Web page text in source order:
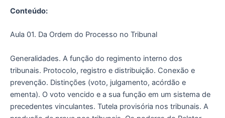
Conteúdo:
Aula 01. Da Ordem do Processo no Tribunal
Generalidades. A função do regimento interno dos
tribunais. Protocolo, registro e distribuição. Conexão e
prevenção. Distinções (voto, julgamento, acórdão e
ementa). O voto vencido e a sua função em um sistema de
precedentes vinculantes. Tutela provisória nos tribunais. A